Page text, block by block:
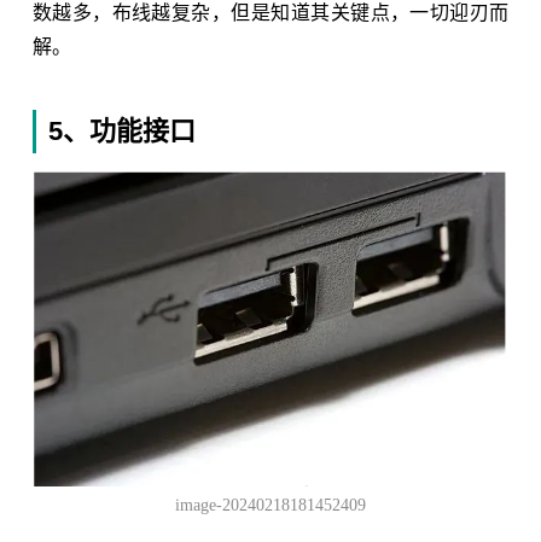
数越多，布线越复杂，但是知道其关键点，一切迎刃而
解。
5、功能接口
image-20240218181452409